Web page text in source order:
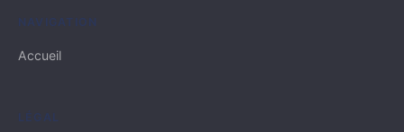
NAVIGATION
Accueil
LÉGAL